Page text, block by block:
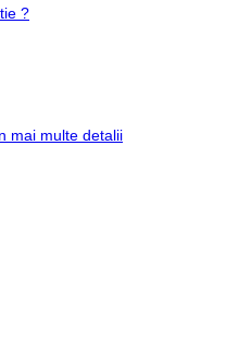
?
mai multe detalii